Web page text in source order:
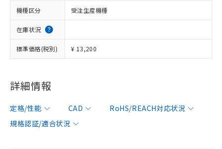
機種区分 受注生産機種
在庫状況
標準価格(税別) ¥ 13,200
詳細情報
定格/性能 CAD
RoHS/REACH対応状況
規格認証/適合状況